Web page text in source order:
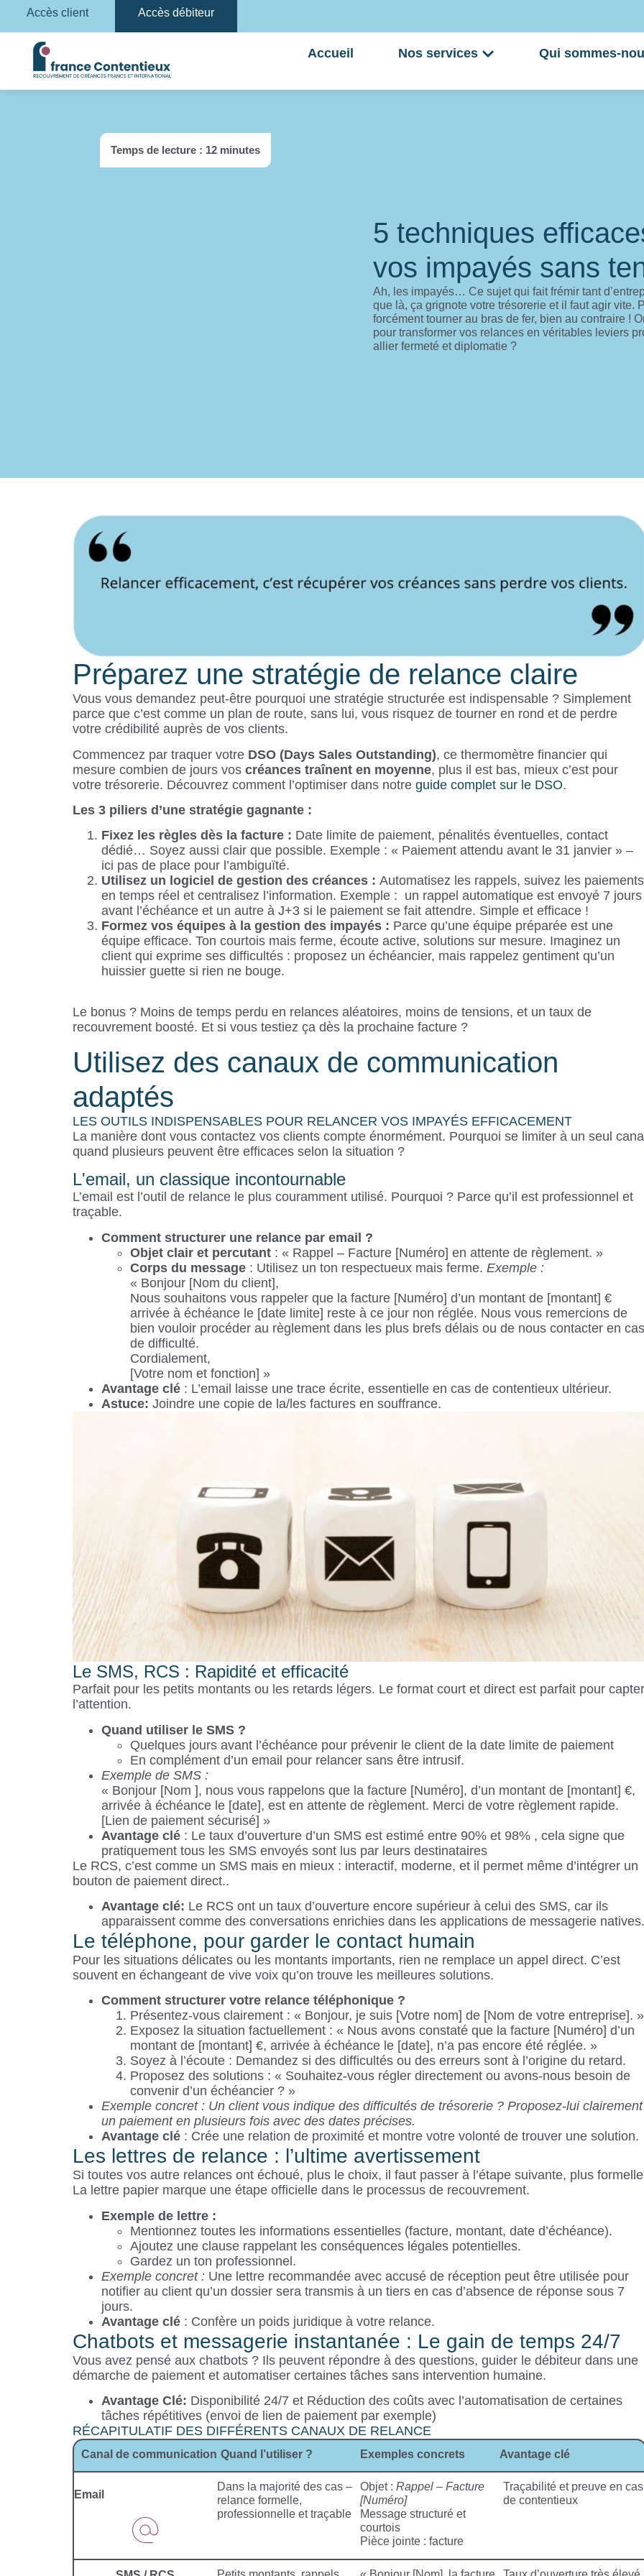
Accès client Accès débiteur
Accueil Nos services Qui sommes-
Temps de lecture : 12 minutes
5 techniques
vos impayés sans
Ah, les impayés… Ce sujet qui fait frémir tant
que là, ça grignote votre trésorerie et il faut agir vite.
forcément tourner au bras de fer, bien au contraire !
pour transformer vos relances en véritables leviers
allier fermeté et diplomatie ?
Préparez une stratégie de relance claire
Vous vous demandez peut-être pourquoi une stratégie structurée est indispensable ? Simplement
parce que c’est comme un plan de route, sans lui, vous risquez de tourner en rond et de perdre
votre crédibilité auprès de vos clients.
Commencez par traquer votre DSO (Days Sales Outstanding), ce thermomètre financier qui
mesure combien de jours vos créances traînent en moyenne, plus il est bas, mieux c’est pour
votre trésorerie. Découvrez comment l’optimiser dans notre guide complet sur le DSO.
Les 3 piliers d’une stratégie gagnante :
Fixez les règles dès la facture : Date limite de paiement, pénalités éventuelles, contact
dédié… Soyez aussi clair que possible. Exemple : « Paiement attendu avant le 31 janvier » –
ici pas de place pour l’ambiguïté.
Utilisez un logiciel de gestion des créances : Automatisez les rappels, suivez les paiements
en temps réel et centralisez l’information. Exemple : un rappel automatique est envoyé 7 jours
avant l’échéance et un autre à J+3 si le paiement se fait attendre. Simple et efficace !
Formez vos équipes à la gestion des impayés : Parce qu’une équipe préparée est une
équipe efficace. Ton courtois mais ferme, écoute active, solutions sur mesure. Imaginez un
client qui exprime ses difficultés : proposez un échéancier, mais rappelez gentiment qu’un
huissier guette si rien ne bouge.
Le bonus ? Moins de temps perdu en relances aléatoires, moins de tensions, et un taux de
recouvrement boosté. Et si vous testiez ça dès la prochaine facture ?
Utilisez des canaux de communication
adaptés
LES OUTILS INDISPENSABLES POUR RELANCER VOS IMPAYÉS EFFICACEMENT
La manière dont vous contactez vos clients compte énormément. Pourquoi se limiter à un seul
quand plusieurs peuvent être efficaces selon la situation ?
L'email, un classique incontournable
L’email est l’outil de relance le plus couramment utilisé. Pourquoi ? Parce qu’il est professionnel et
traçable.
Comment structurer une relance par email ?
Objet clair et percutant: « Rappel – Facture [Numéro] en attente de règlement. »
Corps du message: Utilisez un ton respectueux mais ferme. Exemple :
« Bonjour [Nom du client],
Nous souhaitons vous rappeler que la facture [Numéro] d’un montant de [montant] €
arrivée à échéance le [date limite] reste à ce jour non réglée. Nous vous remercions de
bien vouloir procéder au règlement dans les plus brefs délais ou de nous contacter en cas
de difficulté.
Cordialement,
[Votre nom et fonction] »
Avantage clé: L’email laisse une trace écrite, essentielle en cas de contentieux ultérieur.
Astuce: Joindre une copie de la/les factures en souffrance.
Le SMS, RCS : Rapidité et efficacité
Parfait pour les petits montants ou les retards légers. Le format court et direct est parfait pour capter
l’attention.
Quand utiliser le SMS ?
Quelques jours avant l’échéance pour prévenir le client de la date limite de paiement
En complément d’un email pour relancer sans être intrusif.
Exemple de SMS :
« Bonjour [Nom ], nous vous rappelons que la facture [Numéro], d’un montant de [montant] €,
arrivée à échéance le [date], est en attente de règlement. Merci de votre règlement rapide.
[Lien de paiement sécurisé] »
Avantage clé: Le taux d’ouverture d’un SMS est estimé entre 90% et 98% , cela signe que
pratiquement tous les SMS envoyés sont lus par leurs destinataires
Le RCS, c’est comme un SMS mais en mieux : interactif, moderne, et il permet même d’intégrer un
bouton de paiement direct..
Avantage clé: Le RCS ont un taux d’ouverture encore supérieur à celui des SMS, car ils
apparaissent comme des conversations enrichies dans les applications de messagerie natives.
Le téléphone, pour garder le contact humain
Pour les situations délicates ou les montants importants, rien ne remplace un appel direct. C’est
souvent en échangeant de vive voix qu’on trouve les meilleures solutions.
Comment structurer votre relance téléphonique ?
Présentez-vous clairement : « Bonjour, je suis [Votre nom] de [Nom de votre entreprise]. »
Exposez la situation factuellement : « Nous avons constaté que la facture [Numéro] d’un
montant de [montant] €, arrivée à échéance le [date], n’a pas encore été réglée. »
Soyez à l’écoute : Demandez si des difficultés ou des erreurs sont à l’origine du retard.
Proposez des solutions : « Souhaitez-vous régler directement ou avons-nous besoin de
convenir d’un échéancier ? »
Exemple concret : Un client vous indique des difficultés de trésorerie ? Proposez-lui clairement
un paiement en plusieurs fois avec des dates précises.
Avantage clé: Crée une relation de proximité et montre votre volonté de trouver une solution.
Les lettres de relance : l’ultime avertissement
Si toutes vos autre relances ont échoué, plus le choix, il faut passer à l’étape suivante, plus
La lettre papier marque une étape officielle dans le processus de recouvrement.
Exemple de lettre :
Mentionnez toutes les informations essentielles (facture, montant, date d’échéance).
Ajoutez une clause rappelant les conséquences légales potentielles.
Gardez un ton professionnel.
Exemple concret :Une lettre recommandée avec accusé de réception peut être utilisée pour
notifier au client qu’un dossier sera transmis à un tiers en cas d’absence de réponse sous 7
jours.
Avantage clé: Confère un poids juridique à votre relance.
Chatbots et messagerie instantanée : Le gain de temps 24/7
Vous avez pensé aux chatbots ? Ils peuvent répondre à des questions, guider le débiteur dans une
démarche de paiement et automatiser certaines tâches sans intervention humaine.
Avantage Clé: Disponibilité 24/7 et Réduction des coûts avec l’automatisation de certaines
tâches répétitives (envoi de lien de paiement par exemple)
RÉCAPITULATIF DES DIFFÉRENTS CANAUX DE RELANCE
Canal de communication Quand l’utiliser ? Exemples concrets Avantage clé
Email
Dans la majorité des cas –
relance formelle,
professionnelle et traçable
Objet : Rappel – Facture
[Numéro]
Message structuré et
courtois
Pièce jointe : facture
Traçabilité et preuve en cas
de contentieux